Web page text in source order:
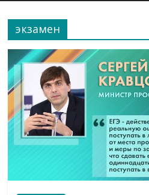
Оскол
экзамен